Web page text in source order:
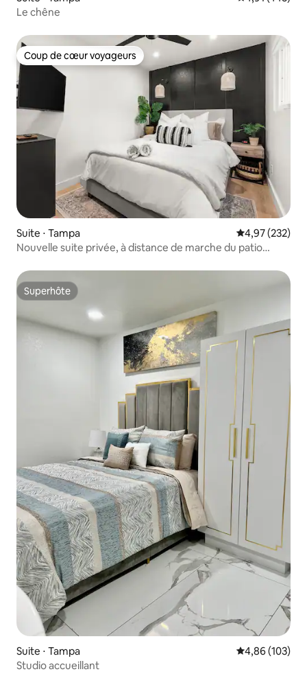
Le chêne
Coup de cœur voyageurs
Coup de cœur voyageurs
Suite ⋅ Tampa Évaluation
4,97 (232)
Nouvelle suite privée, à distance de marche du patio
Superhôte
Superhôte
Suite ⋅ Tampa Évaluation
4,86 (103)
Studio accueillant